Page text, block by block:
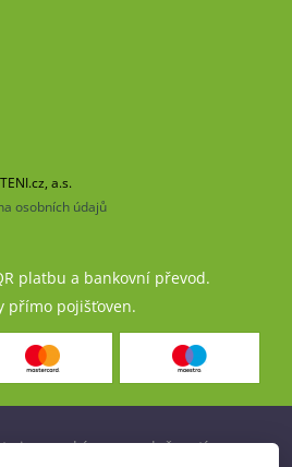
a.s.
osobních údajů
platbu a bankovní převod.
přímo pojišťoven.
jsou nabízeny společností